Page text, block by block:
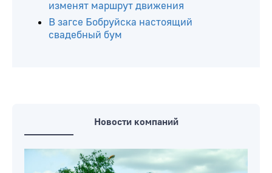
изменят маршрут движения
В загсе Бобруйска настоящий
свадебный бум
Новости компаний